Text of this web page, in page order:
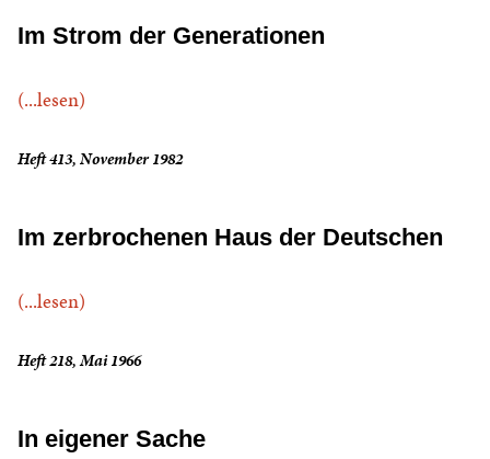
Im Strom der Generationen
(...lesen)
Heft 413, November 1982
Im zerbrochenen Haus der Deutschen
(...lesen)
Heft 218, Mai 1966
In eigener Sache